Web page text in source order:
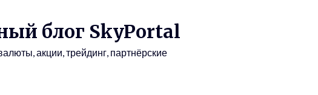
блог SkyPortal
акции, трейдинг, партнёрские